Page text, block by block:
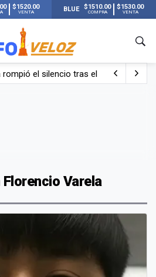
$1520.00
VENTA BLUE $1510.00
COMPRA
$1530.00
VENTA
rompió el silencio tras el incidente con
Varela